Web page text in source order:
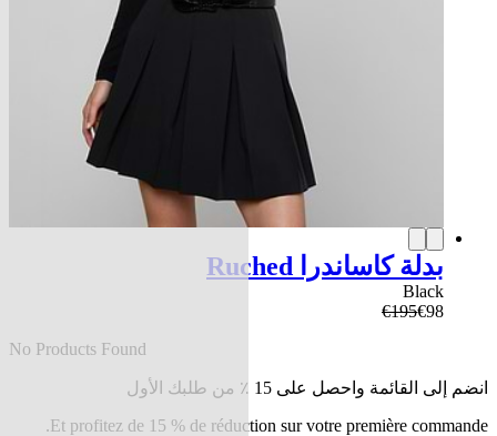
بدلة كاساندرا Ruched
Black
€195€98
No Products Found
انضم إلى القائمة واحصل على 15 ٪ من طلبك الأول
Et profitez de 15 % de réduction sur votre première commande.